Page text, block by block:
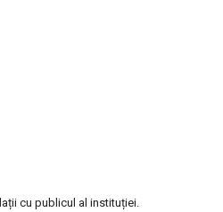
cu publicul al instituției.